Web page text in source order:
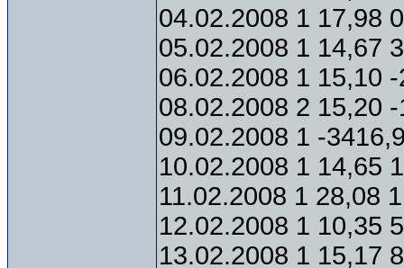
04.02.2008 1 17,98
05.02.2008 1 14,67
06.02.2008 1 15,10
08.02.2008 2 15,20
09.02.2008 1 -
10.02.2008 1 14,65
11.02.2008 1 28,08
12.02.2008 1 10,35
13.02.2008 1 15,17